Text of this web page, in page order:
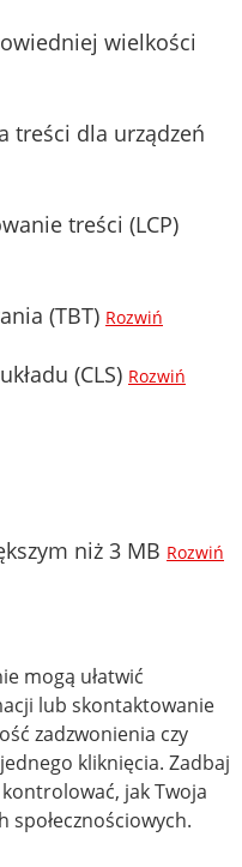
wielkości
treści dla urządzeń
treści (LCP)
(TBT) Rozwiń
(CLS) Rozwiń
niż 3 MB Rozwiń
mogą ułatwić
lub skontaktowanie
zadzwonienia czy
kliknięcia. Zadbaj
jak Twoja